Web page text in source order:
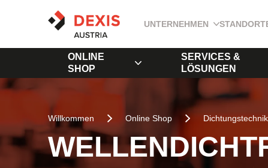
UNTERNEHMEN
ONLINE
SHOP
SERVICES &
LÖSUNGEN
Willkommen Online Shop Dichtungstechnik